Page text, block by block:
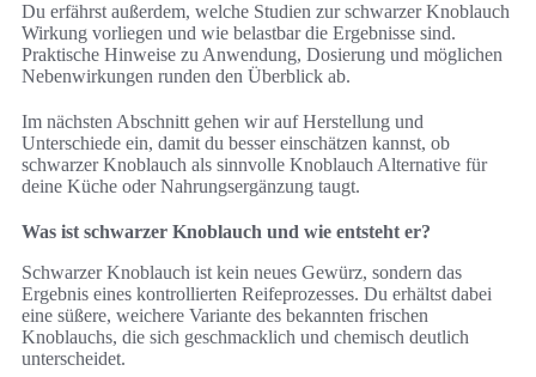
Du erfährst außerdem, welche Studien zur schwarzer Knoblauch
Wirkung vorliegen und wie belastbar die Ergebnisse sind.
Praktische Hinweise zu Anwendung, Dosierung und möglichen
Nebenwirkungen runden den Überblick ab.
Im nächsten Abschnitt gehen wir auf Herstellung und
Unterschiede ein, damit du besser einschätzen kannst, ob
schwarzer Knoblauch als sinnvolle Knoblauch Alternative für
deine Küche oder Nahrungsergänzung taugt.
Was ist schwarzer Knoblauch und wie entsteht er?
Schwarzer Knoblauch ist kein neues Gewürz, sondern das
Ergebnis eines kontrollierten Reifeprozesses. Du erhältst dabei
eine süßere, weichere Variante des bekannten frischen
Knoblauchs, die sich geschmacklich und chemisch deutlich
unterscheidet.